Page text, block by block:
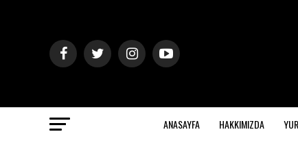
ANASAYFA HAKKIMIZDA